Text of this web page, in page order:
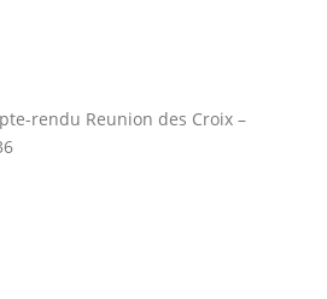
rendu Reunion des Croix –